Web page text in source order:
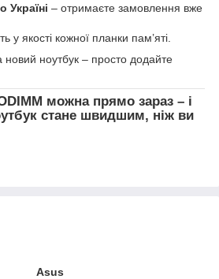
Україні – отримаєте замовлення вже
у якості кожної планки пам’яті.
новий ноутбук – просто додайте
можна прямо зараз – і
стане швидшим, ніж ви
Asus